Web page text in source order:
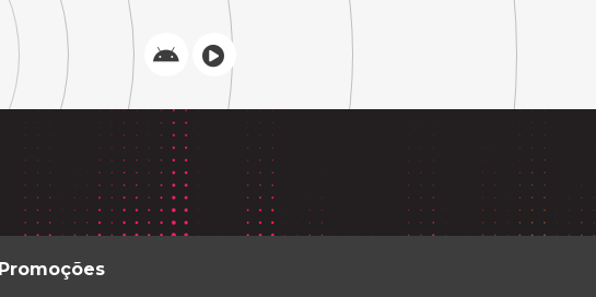
Promoções